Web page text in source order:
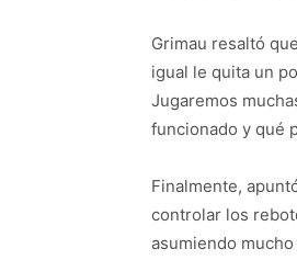
Grimau resaltó
igual le quita un
Jugaremos
funcionado y qué
Finalmente,
controlar los
asumiendo